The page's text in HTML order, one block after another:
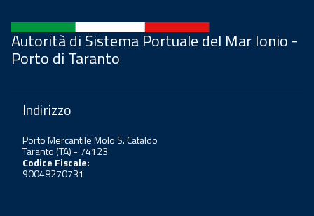
Autorità di Sistema Portuale del Mar Ionio -
Porto di Taranto
Indirizzo
Porto Mercantile Molo S. Cataldo
Taranto (TA) - 74123
Codice Fiscale:
90048270731